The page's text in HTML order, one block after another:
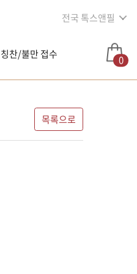
전국 톡스앤필
칭찬/불만 접수 0
목록으로